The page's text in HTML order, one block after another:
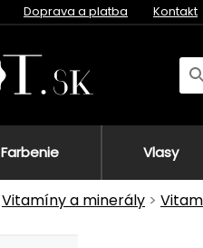
Doprava a platba Kontakt
Farbenie Vlasy
Vitamíny a minerály